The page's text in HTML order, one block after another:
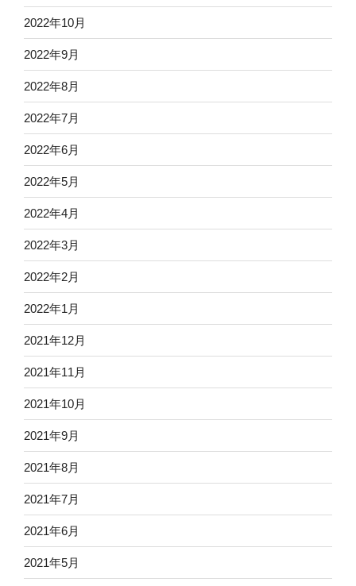
2022年10月
2022年9月
2022年8月
2022年7月
2022年6月
2022年5月
2022年4月
2022年3月
2022年2月
2022年1月
2021年12月
2021年11月
2021年10月
2021年9月
2021年8月
2021年7月
2021年6月
2021年5月